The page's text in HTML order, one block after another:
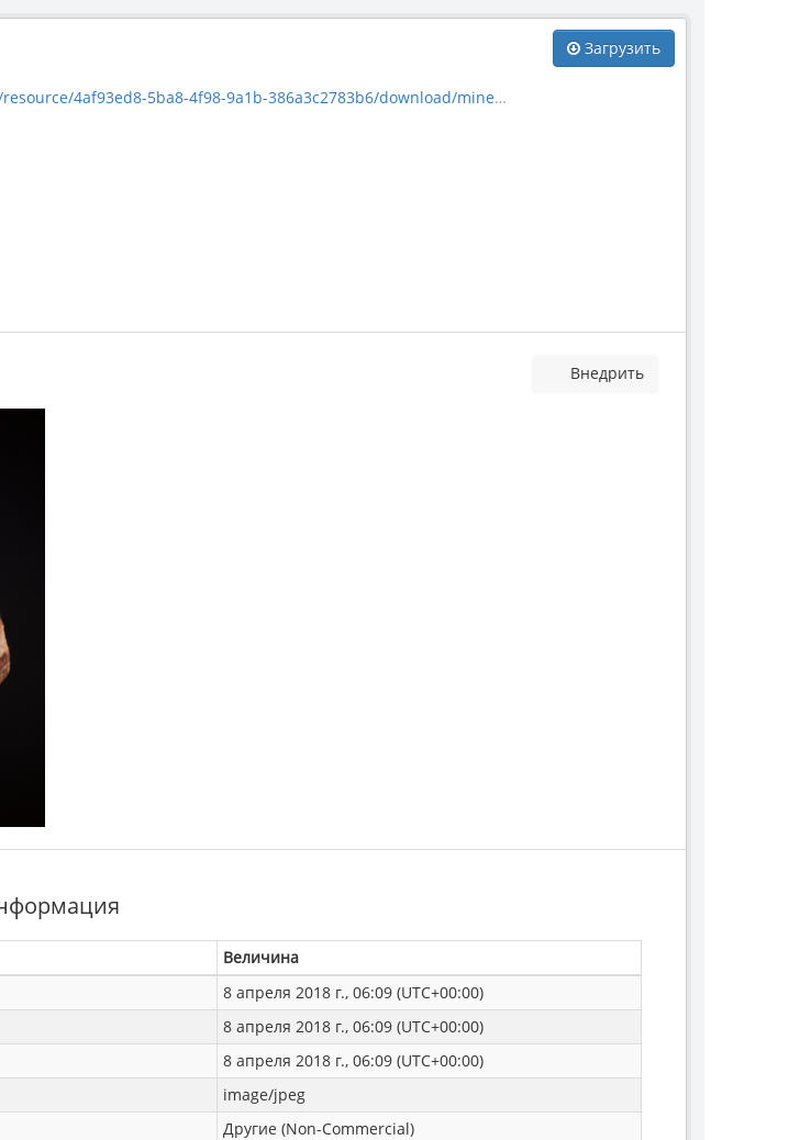
Загрузить
4af93ed8-5ba8-4f98-9a1b-386a3c2783b6/download/mineral_21356.jpg
Внедрить
Величина
8 апреля 2018 г., 06:09 (UTC+00:00)
8 апреля 2018 г., 06:09 (UTC+00:00)
8 апреля 2018 г., 06:09 (UTC+00:00)
image/jpeg
Другие (Non-Commercial)